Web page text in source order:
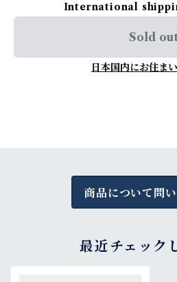
International
Sold
日本国内にお住ま
商品について問
最近チェック